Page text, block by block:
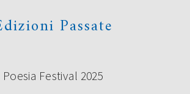
Passate
Poesia Festival 2025